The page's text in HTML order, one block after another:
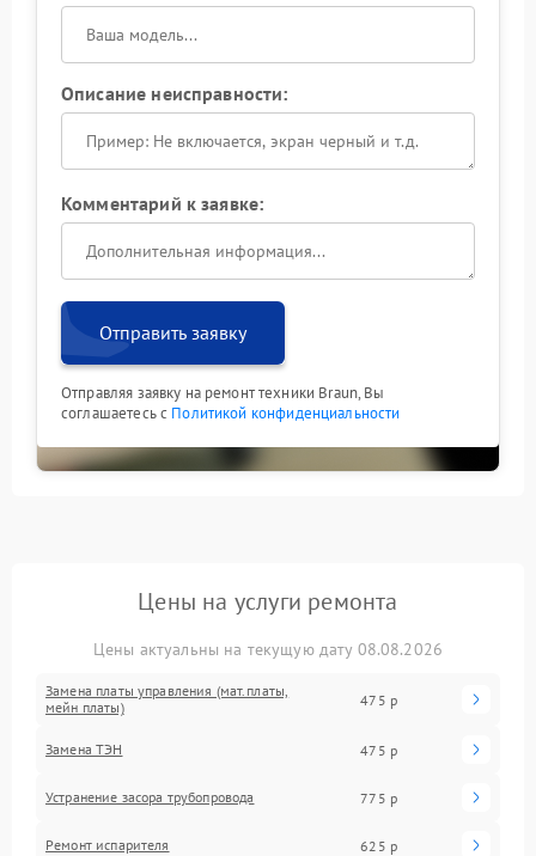
Описание неисправности:
Комментарий к заявке:
Отправить заявку
Отправляя заявку на ремонт техники Braun, Вы
соглашаетесь с Политикой конфиденциальности
Цены на услуги ремонта
Цены актуальны на текущую дату 08.08.2026
Замена платы управления (мат.платы,
мейн платы)
475 р
Замена ТЭН 475 р
Устранение засора трубопровода 775 р
Ремонт испарителя 625 р